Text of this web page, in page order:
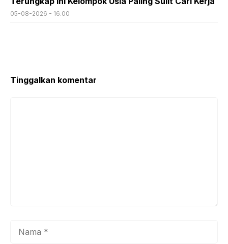
05-08-2026 - 16.00
Tinggalkan komentar